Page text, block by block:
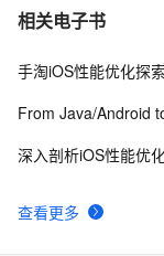
7 xcode反汇编调试
8 IOS中处理解析数
相关电子书
查看更多
手淘iOS性能优化探
From Java/Android
深入剖析iOS性能优